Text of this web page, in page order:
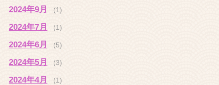
2024年9月 (1)
2024年7月 (1)
2024年6月 (5)
2024年5月 (3)
2024年4月 (1)